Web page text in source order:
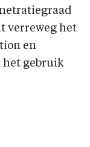
verreweg het
en
het gebruik